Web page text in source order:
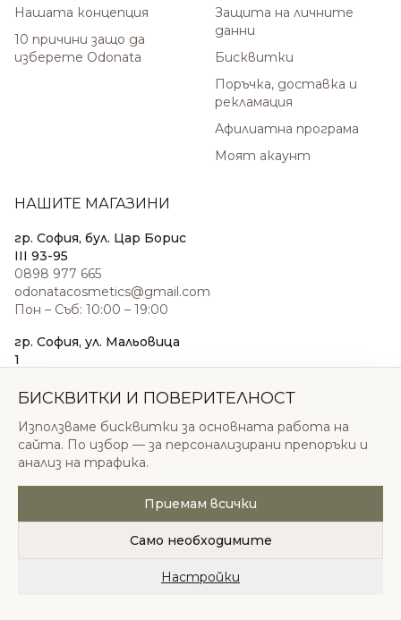
Нашата концепция
10 причини защо да
изберете Odonata
Защита на личните
данни
Бисквитки
Поръчка, доставка и
рекламация
Афилиатна програма
Моят акаунт
НАШИТЕ МАГАЗИНИ
гр. София, бул. Цар Борис
III 93-95
0898 977 665
odonatacosmetics@gmail.com
Пон – Съб: 10:00 – 19:00
гр. София, ул. Мальовица
1
sales@odonatacosmetics.com
Нед: 11:00 – 18:00
© 2026 Одоната Козметикс ООД. Всички права
запазени.
Политика за поверителностОбщи условия
БИСКВИТКИ И ПОВЕРИТЕЛНОСТ
Използваме бисквитки за основната работа на
сайта. По избор — за персонализирани препоръки и
анализ на трафика.
Приемам всички
Само необходимите
Настройки